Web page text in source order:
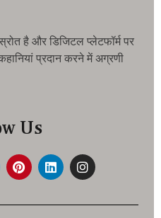
है और डिजिटल प्लेटफॉर्म पर
कहानियां प्रदान करने में अग्रणी
Us